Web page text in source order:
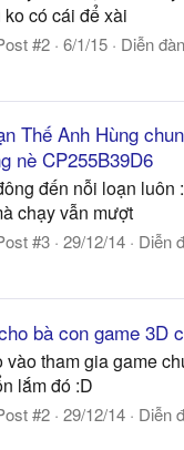
có cái để xài
#2 6/1/15 Diễn
Thế Anh Hùng
nè CP255B39D6
đến nỗi loạn luôn
chạy vẫn mượt
#3 29/12/14 Diễn
bà con game 3D
vào tham gia game
lắm đó :D
#2 29/12/14 Diễn